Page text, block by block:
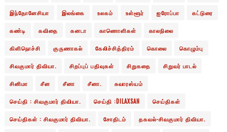
இந்தோனேசியா இலங்கை உலகம் உள்ளூர் ஐரோப்பா கட்டுரை
கண்டி கவிதை கனடா காணொளிகள் காலநிலை
கிளிநொச்சி குருணாகல் கேலிச்சித்திரம் கொலை கொழும்பு
சிவகுமார் திவியா. சிறப்புப் பதிவுகள் சிறுகதை சிறுவர் பாடல்
சினிமா சீன சீனா சீனா. சுவாரஸ்யம்
செய்தி : சிவகுமார் திவியா. செய்தி :DILAXSAN செய்திகள்
செய்திகள் : சிவகுமார் திவியா. சோதிடம் தகவல்-சிவகுமார் திவியா.